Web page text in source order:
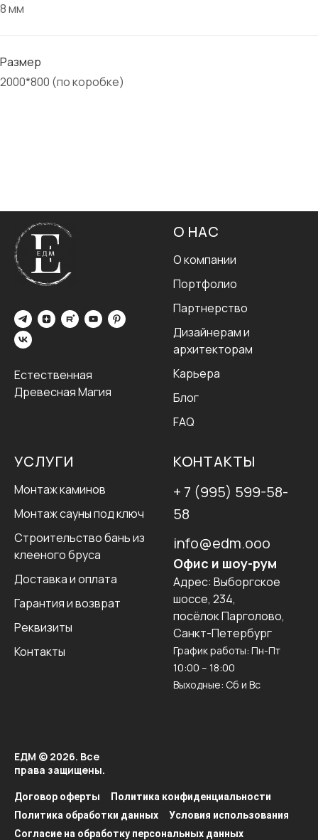
8 мм
Размер
2000*800 (по коробке)
Естественная
Древесная Магия
О НАС
О компании
Портфолио
Партнерство
Дизайнерам и
архитекторам
Карьера
Блог
FAQ
УСЛУГИ
Монтаж каминов
Монтаж сауны под ключ
Строительство бань из
клееного бруса
Доставка и оплата
Гарантия и возврат
Реквизиты
Контакты
КОНТАКТЫ
+ 7 (995) 599-58-
58
info@edm.ooo
Офис и шоу-рум
Адрес: Выборгское
шоссе, 234,
посёлок Парголово,
Санкт-Петербург
График работы: Пн-Пт
10:00 – 18:00
Выходные: Сб и Вс
ЕДМ © 2026. Все
права защищены.
Договор оферты
Политика конфиденциальности
Политика обработки данных
Условия использования
Согласие на обработку персональных данных